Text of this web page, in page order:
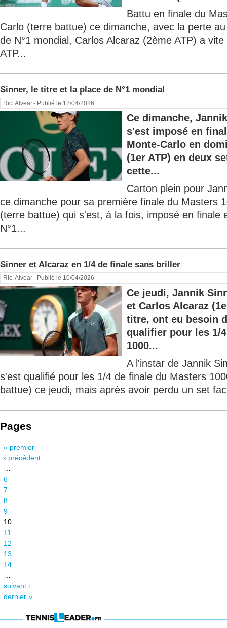
Battu en finale du
Carlo (terre battue) ce dimanche, avec la perte
de N°1 mondial, Carlos Alcaraz (2ème ATP) a
ATP...
Sinner, le titre et la place de N°1 mondial
Ric. Alvear- Publié le 12/04/2026
Ce dimanche,
s'est imposé en
Monte-Carlo en
(1er ATP) en deux
cette...
Carton plein pour
ce dimanche pour sa première finale du Masters
(terre battue) qui s'est, à la fois, imposé en finale
N°1...
Sinner et Alcaraz en 1/4 de finale sans briller
Ric. Alvear- Publié le 10/04/2026
Ce jeudi, Jannik
et Carlos Alcaraz
titre, ont eu besoin
qualifier pour les 1/
1000...
A l'instar de Jannik
s'est qualifié pour les 1/4 de finale du Masters
battue) ce jeudi, mais après avoir perdu un set
Pages
« premier
‹ précédent
6
7
8
9
10
11
12
13
14
suivant ›
dernier »